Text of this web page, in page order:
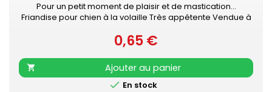
Pour un petit moment de plaisir et de mastication...
Friandise pour chien à la volaille Très appétente Vendue à
Prix
0,65 €

Ajouter au panier
 En stock